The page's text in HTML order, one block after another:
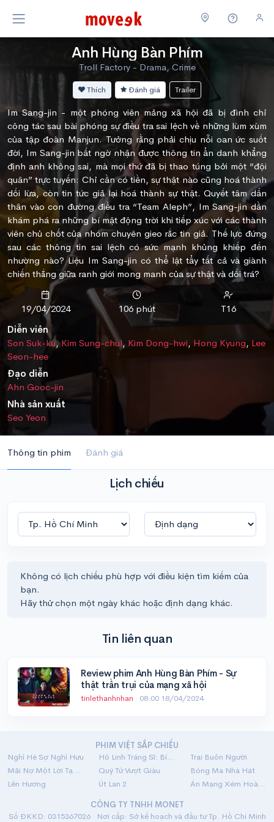
Anh Hùng Bàn Phím
Troll Factory - Drama, Crime
Thích Đánh giá Trailer
Im Sang-jin - một phóng viên mảng xã hội đã bị đình chỉ
công tác sau bài phóng sự điều tra sai lệch về những lùm xùm
của tập đoàn Manjun. Tưởng rằng phải chịu nỗi oan ức suốt
đời, Im Sang-jin bất ngờ nhận được thông tin ẩn danh khẳng
định anh không sai, mà mọi thứ đã bị thao túng bởi một “đội
quân” trực tuyến: Chỉ cần có tiền, sự thật nào cũng hoá thành
dối lừa, còn tin tức giả lại hoá thành sự thật. Quyết tâm dấn
thân vào con đường điều tra “Team Aleph”, Im Sang-jin dần
khám phá ra những bí mật động trời khi tiếp xúc với các thành
viên chủ chốt của nhóm chuyên gieo rắc tin giả. Thế lực đứng
sau các thông tin sai lệch có sức mạnh khủng khiếp đến
nhường nào? Liệu Im Sang-jin có thể lật tẩy tất cả và giành
chiến thắng giữa ranh giới mong manh của sự thật và dối trá?
19/04/2024 106 phút
T16
Diễn viên
Son Suk-ku,Kim Sung-chul, Kim Dong-hwi, Hong Kyung, Lee
Seon-hee
Đạo diễn
Ahn Gooc-jin
Nhà sản xuất
Seo Yeon
Thông tin phim Đánh giá
Lịch chiếu
Không có lịch chiếu phù hợp với điều kiện tìm kiếm của
bạn.
Hãy thử chọn một ngày khác hoặc định dạng khác.
Tin liên quan
Review phim Anh Hùng Bàn Phím - Sự
thật trần trụi của mạng xã hội
tinlethanhnhan · 08:00 18/04/2024
PHIM VIỆT SẮP CHIẾU
Nghỉ Hè Sợ Nghỉ Hưu
Hộ Linh Tráng Sĩ: Bí Ẩn Mộ Vua Đinh
Trại Buôn Người
Mãi Nợ Một Lời Tạm Biệt
Quý Tử Vượt Giàu
Bóng Ma Nhà Hát
Lên Hương
Út Lan 2
Án Mạng Xém Hoàn Hảo
CÔNG TY TNHH MONET
Số ĐKKD: 0315367026 · Nơi cấp: Sở kế hoạch và đầu tư Tp. Hồ Chí Minh